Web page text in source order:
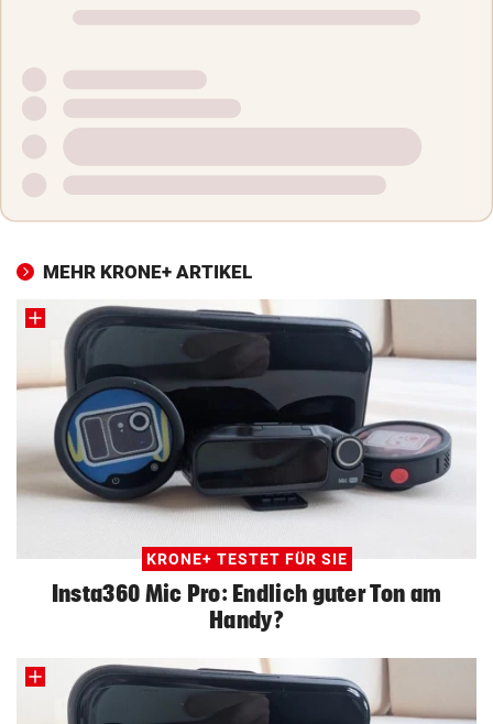
MEHR KRONE+ ARTIKEL
KRONE+ TESTET FÜR SIE
Insta360 Mic Pro: Endlich guter Ton am
Handy?